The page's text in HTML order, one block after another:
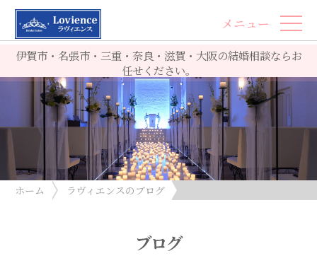
伊賀市・名張市・三重・奈良・滋賀・大阪の結婚相談ならお
任せください。
メニュー
ホーム
ラヴィエンスのブログ
ブログ